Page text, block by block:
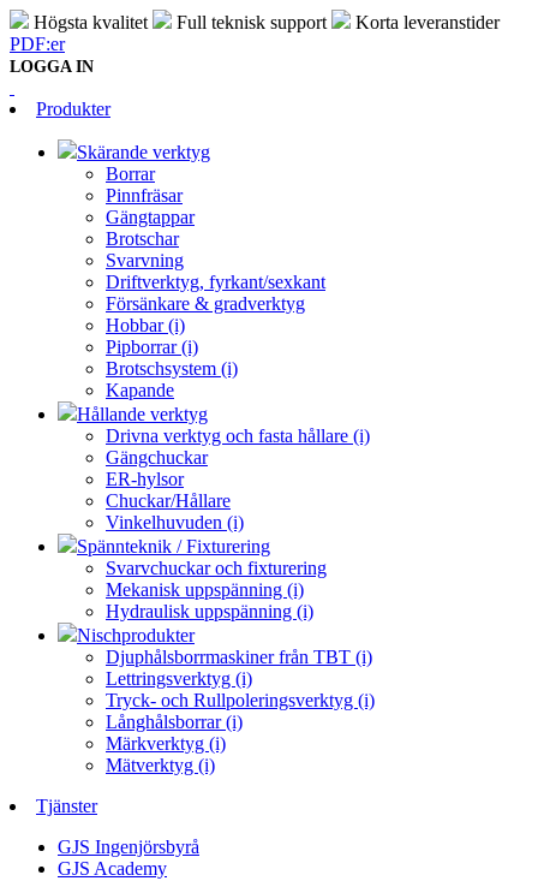
Högsta kvalitet Full teknisk support
Korta leveranstider
PDF:er
LOGGA IN
Produkter
Skärande verktyg
Borrar
Pinnfräsar
Gängtappar
Brotschar
Svarvning
Driftverktyg, fyrkant/sexkant
Försänkare & gradverktyg
Hobbar (i)
Pipborrar (i)
Brotschsystem (i)
Kapande
Hållande verktyg
Drivna verktyg och fasta hållare (i)
Gängchuckar
ER-hylsor
Chuckar/Hållare
Vinkelhuvuden (i)
Spännteknik / Fixturering
Svarvchuckar och fixturering
Mekanisk uppspänning (i)
Hydraulisk uppspänning (i)
Nischprodukter
Djuphålsborrmaskiner från TBT (i)
Lettringsverktyg (i)
Tryck- och Rullpoleringsverktyg (i)
Långhålsborrar (i)
Märkverktyg (i)
Mätverktyg (i)
Tjänster
GJS Ingenjörsbyrå
GJS Academy